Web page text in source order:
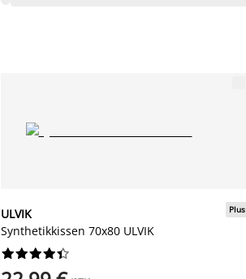
ULVIK
Synthetikkissen 70x80 ULVIK
Plus





